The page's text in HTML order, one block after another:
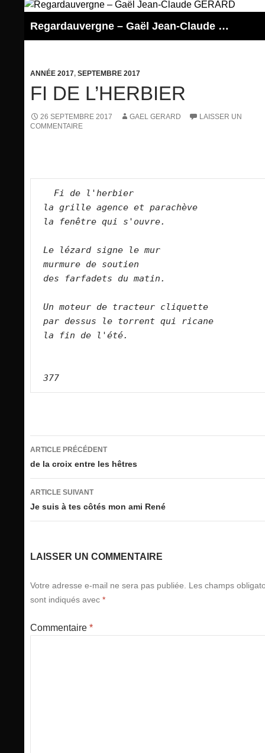
Regardauvergne – Gaël Jean-Claude GERARD
ANNÉE 2017, SEPTEMBRE 2017
FI DE L’HERBIER
26 SEPTEMBRE 2017 GAEL GERARD
LAISSER UN
COMMENTAIRE
Fi de l'herbier
la grille agence et parachève
la fenêtre qui s'ouvre.
Le lézard signe le mur
murmure de soutien
des farfadets du matin.
Un moteur de tracteur cliquette
par dessus le torrent qui ricane
la fin de l'été.
377
Navigation
des
articles
ARTICLE PRÉCÉDENT
de la croix entre les hêtres
ARTICLE SUIVANT
Je suis à tes côtés mon ami René
LAISSER UN COMMENTAIRE
Votre adresse e-mail ne sera pas publiée.
Les champs
sont indiqués avec *
Commentaire *